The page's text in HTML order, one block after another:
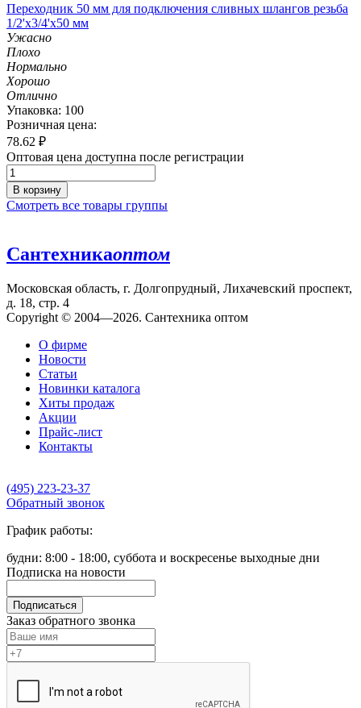
Переходник 50 мм для подключения сливных шлангов резьба
1/2'х3/4'х50 мм
Ужасно
Плохо
Нормально
Хорошо
Отлично
Упаковка: 100
Розничная цена:
78.62 ₽
Оптовая цена доступна после регистрации
В корзину
Смотреть все товары группы
Сантехникаоптом
Московская область, г. Долгопрудный, Лихачевский проспект,
д. 18, стр. 4
Copyright © 2004—2026. Сантехника оптом
О фирме
Новости
Статьи
Новинки каталога
Хиты продаж
Акции
Прайс-лист
Контакты
(495) 223-23-37
Обратный звонок
График работы:
будни: 8:00 - 18:00, суббота и воскресенье выходные дни
Подписка на новости
Подписаться
Заказ обратного звонка